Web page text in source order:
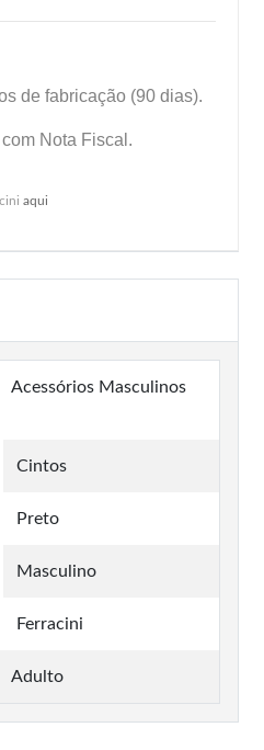
de fabricação (90 dias).
Nota Fiscal.
aqui
Acessórios Masculinos
Cintos
Preto
Masculino
Ferracini
Adulto